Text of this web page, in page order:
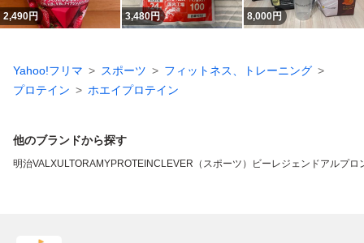
2,490円 3,480円 8,000円
Yahoo!フリマ スポーツ
フィットネス、トレーニング
プロテイン
ホエイプロテイン
他のブランドから探す
明治VALXULTORAMYPROTEINCLEVER（スポーツ） ビーレジェンドアルプロ